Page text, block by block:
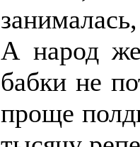
А народ
бабки не
проще